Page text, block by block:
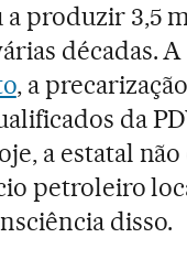
produzir 3,5
décadas.
, a
da
a estatal não
petroleiro
disso.